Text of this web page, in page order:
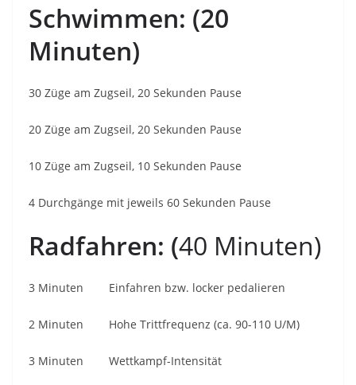
Schwimmen: (20
Minuten)
30 Züge am Zugseil, 20 Sekunden Pause
20 Züge am Zugseil, 20 Sekunden Pause
10 Züge am Zugseil, 10 Sekunden Pause
4 Durchgänge mit jeweils 60 Sekunden Pause
Radfahren: (40 Minuten)
3 Minuten Einfahren bzw. locker pedalieren
2 Minuten Hohe Trittfrequenz (ca. 90-110 U/M)
3 Minuten Wettkampf-Intensität